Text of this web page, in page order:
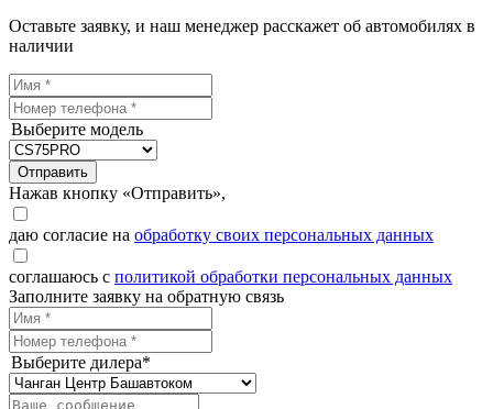
Оставьте заявку, и наш менеджер расскажет об автомобилях в
наличии
Выберите модель
Отправить
Нажав кнопку «Отправить»,
даю согласие на обработку своих персональных данных
соглашаюсь с политикой обработки персональных данных
Заполните заявку на обратную связь
Выберите дилера*